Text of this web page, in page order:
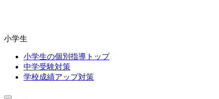
小学生
小学生の個別指導トップ
中学受験対策
学校成績アップ対策